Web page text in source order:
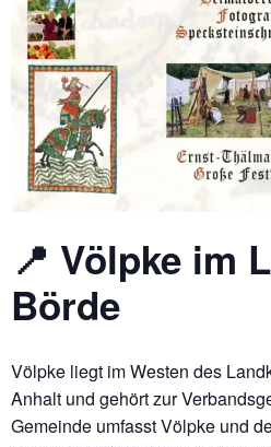
📍 Völpke im
Börde
Völpke liegt im Westen des
Anhalt und gehört zur
Gemeinde umfasst Völpke und